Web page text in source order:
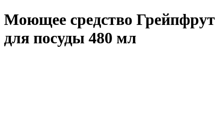
Моющее средство Грейпфрут
для посуды 480 мл